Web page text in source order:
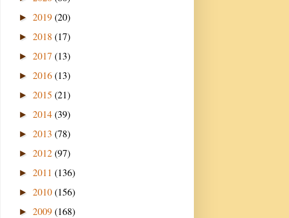
► 2019(20)
► 2018 (17)
► 2017 (13)
► 2016(13)
► 2015 (21)
► 2014(39)
► 2013 (78)
► 2012(97)
► 2011 (136)
► 2010(156)
► 2009(168)